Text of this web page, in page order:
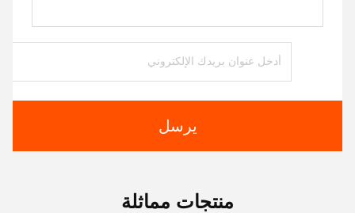
يرسل
منتجات مماثلة